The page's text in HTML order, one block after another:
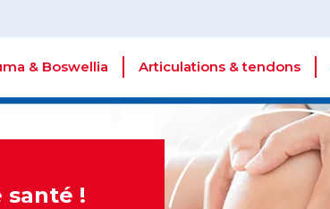
& Boswellia Articulations & tendons
santé !